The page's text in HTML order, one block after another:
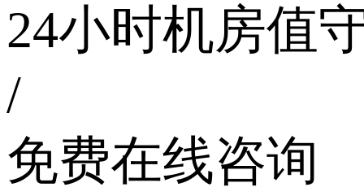
24小时机房值
/
免费在线咨询